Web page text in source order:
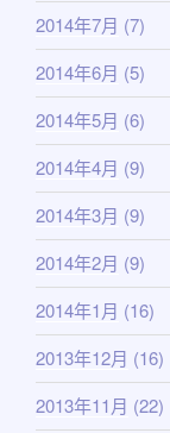
2014年7月 (7)
2014年6月 (5)
2014年5月 (6)
2014年4月 (9)
2014年3月 (9)
2014年2月 (9)
2014年1月 (16)
2013年12月 (16)
2013年11月 (22)